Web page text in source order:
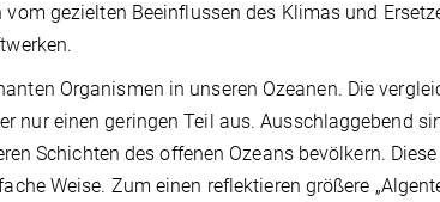
gezielten Beeinflussen des Klimas und
Organismen in unseren Ozeanen. Die
nur einen geringen Teil aus. Ausschlaggebend
Schichten des offenen Ozeans bevölkern.
Weise. Zum einen reflektieren größere